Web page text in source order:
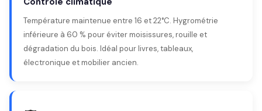
Température maintenue entre 16 et 22°C. Hygrométrie
inférieure à 60 % pour éviter moisissures, rouille et
dégradation du bois. Idéal pour livres, tableaux,
électronique et mobilier ancien.